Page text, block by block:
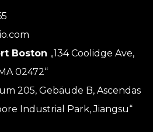
Boston „134 Coolidge Ave,
02472“
205, Gebäude B, Ascendas
Industrial Park, Jiangsu“